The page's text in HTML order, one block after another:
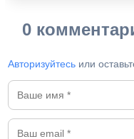
0
Авторизуйтесь или